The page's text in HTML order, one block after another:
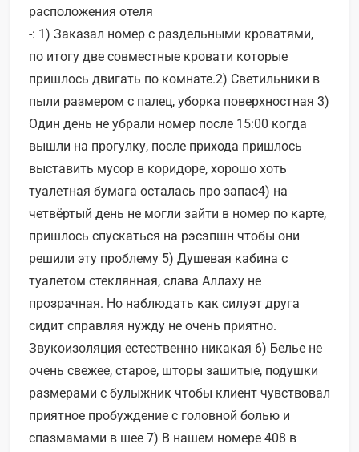
расположения отеля
-: 1) Заказал номер с раздельными кроватями,
по итогу две совместные кровати которые
пришлось двигать по комнате.2) Светильники в
пыли размером с палец, уборка поверхностная 3)
Один день не убрали номер после 15:00 когда
вышли на прогулку, после прихода пришлось
выставить мусор в коридоре, хорошо хоть
туалетная бумага осталась про запас4) на
четвёртый день не могли зайти в номер по карте,
пришлось спускаться на рэсэпшн чтобы они
решили эту проблему 5) Душевая кабина с
туалетом стеклянная, слава Аллаху не
прозрачная. Но наблюдать как силуэт друга
сидит справляя нужду не очень приятно.
Звукоизоляция естественно никакая 6) Белье не
очень свежее, старое, шторы зашитые, подушки
размерами с булыжник чтобы клиент чувствовал
приятное пробуждение с головной болью и
спазмамами в шее 7) В нашем номере 408 в